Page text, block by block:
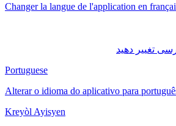
Changer la langue de l'application en
Portuguese
Alterar o idioma do aplicativo para
Kreyòl Ayisyen